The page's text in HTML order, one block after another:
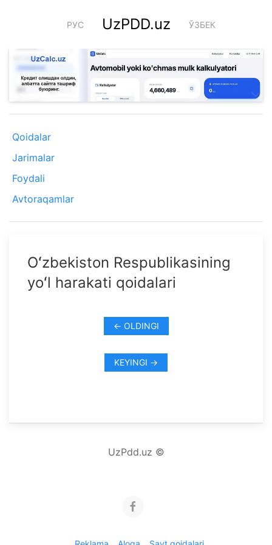
РУС UzPDD.uz ЎЗБЕК
Qoidalar
Jarimalar
Foydali
Avtoraqamlar
Oʻzbekiston Respublikasining
yoʻl harakati qoidalari
← OLDINGI
KEYINGI →
UzPdd.uz ©